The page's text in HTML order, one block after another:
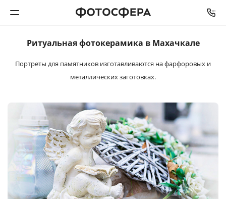
Печать фото
Календари
Интерьерная печать
Фотоподарки
Багетная мастерская
Ритуальнаяфотокерамика в Махачкале
Портреты для памятников изготавливаются на фарфоровых и
металлических заготовках.